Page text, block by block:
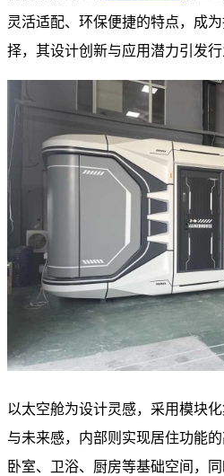
灵活适配、环保便捷的特点，成
择，其设计创新与应用潜力引发行
以太空舱为设计灵感，采用模块
与未来感，内部则实现居住功能
卧室、卫浴、厨房等基础空间，